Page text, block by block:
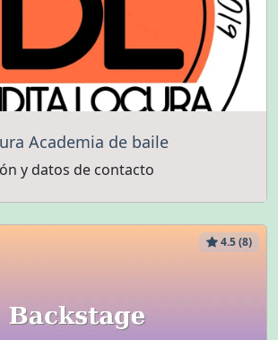
Academia de baile
y datos de contacto
4.5 (8)